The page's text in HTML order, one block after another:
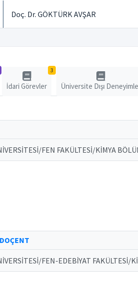
Doç. Dr. GÖKTÜRK AVŞAR
3
İdari Görevler Üniversite Dışı
FEN FAKÜLTESİ/KİMYA
FEN-EDEBİYAT